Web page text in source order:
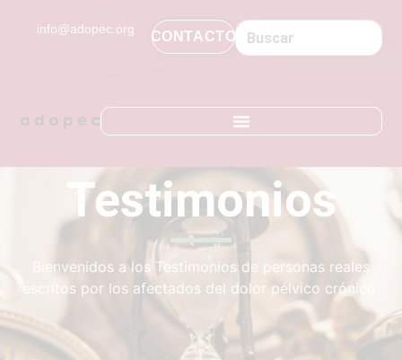
info@adopec.org CONTACTO
Testimonios
Bienvenidos a los Testimonios de personas reales
escritos por los afectados del dolor pélvico crónico.